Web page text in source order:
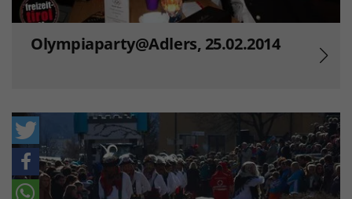
Olympiaparty@Adlers, 25.02.2014